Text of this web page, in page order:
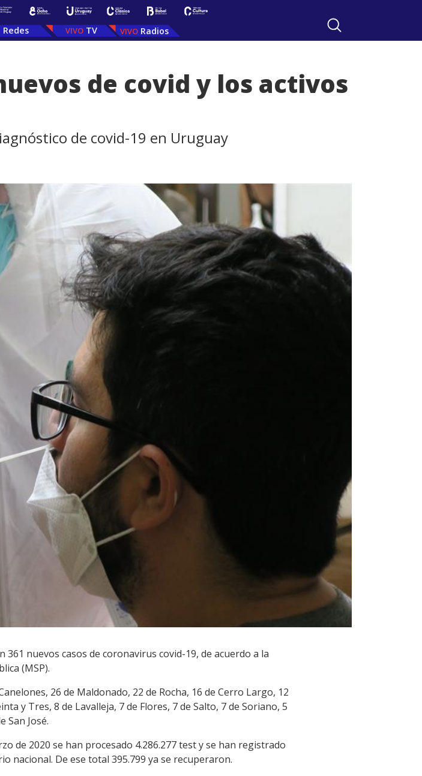
Redes TV Radios
de covid y los activos
de covid-19 en Uruguay
nuevos casos de coronavirus covid-19, de acuerdo a la
(MSP).
26 de Maldonado, 22 de Rocha, 16 de Cerro Largo, 12
y Tres, 8 de Lavalleja, 7 de Flores, 7 de Salto, 7 de Soriano, 5
San José.
de 2020 se han procesado 4.286.277 test y se han registrado
nacional. De ese total 395.799 ya se recuperaron.